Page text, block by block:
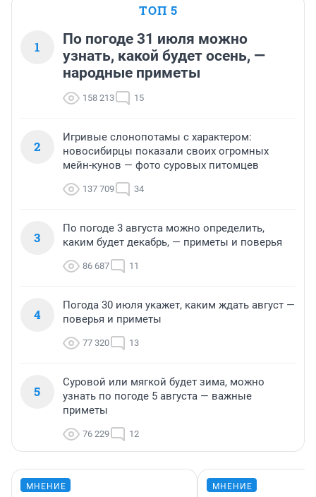
ТОП 5
1
По погоде 31 июля можно
узнать, какой будет осень, —
народные приметы
158 213 15
2
Игривые слонопотамы с характером:
новосибирцы показали своих огромных
мейн-кунов — фото суровых питомцев
137 709 34
3
По погоде 3 августа можно определить,
каким будет декабрь, — приметы и поверья
86 687 11
4
Погода 30 июля укажет, каким ждать август —
поверья и приметы
77 320 13
5
Суровой или мягкой будет зима, можно
узнать по погоде 5 августа — важные
приметы
76 229 12
МНЕНИЕ МНЕНИЕ